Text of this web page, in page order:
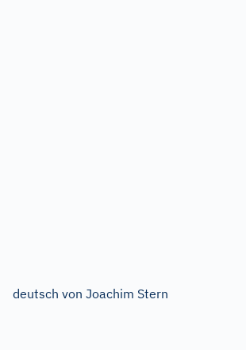
deutsch von Joachim Stern